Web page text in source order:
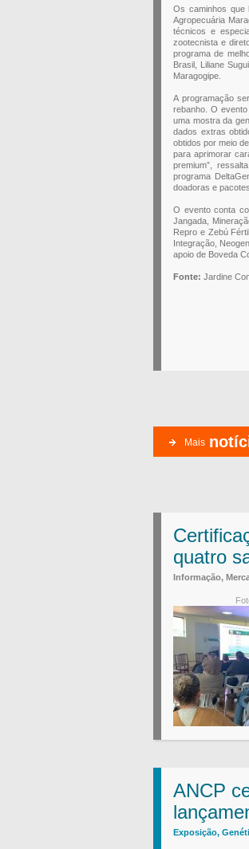
Os caminhos que
Agropecuária
técnicos e
zootecnista e
programa de
Brasil, Liliane
Maragogipe.
A programação
rebanho. O
uma mostra da
dados extras
obtidos por meio
para aprimorar
premium”,
programa
doadoras e
O evento conta
Jangada,
Repro e Zebú
Integração,
apoio de Boveda
Fonte: Jardine
Mais
quatro
Informação,
ANCP
Exposição,